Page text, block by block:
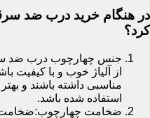
در هنگام خرید درب ضد
کرد؟
جنس چهارچوب درب ضد
از آلیاژ خوب و با
استفاده شده باشد.